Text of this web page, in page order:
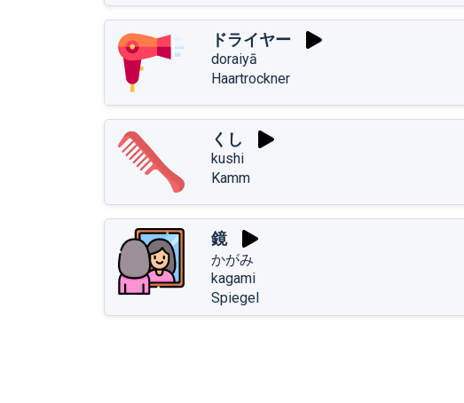
ドライヤー
doraiyā
Haartrockner
くし
kushi
Kamm
鏡
かがみ
kagami
Spiegel